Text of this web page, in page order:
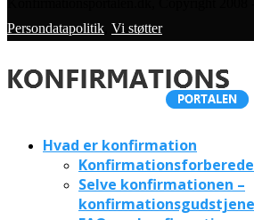
Persondatapolitik Vi støtter
Hvad er konfirmation
Selve konfirmationen –